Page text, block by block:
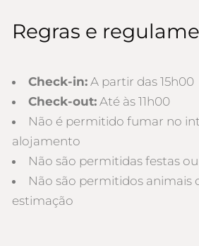
Regras e
Check-in: A partir das 15h00
Check-out: Até às 11h00
Não é permitido fumar no
alojamento
Não são permitidas festas
Não são permitidos animais
estimação